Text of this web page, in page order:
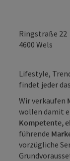
Ringstraße 22
4600 Wels
Lifestyle,
findet jeder
Wir verkaufen
wollen damit
Kompetente,
führende
vorzügliche